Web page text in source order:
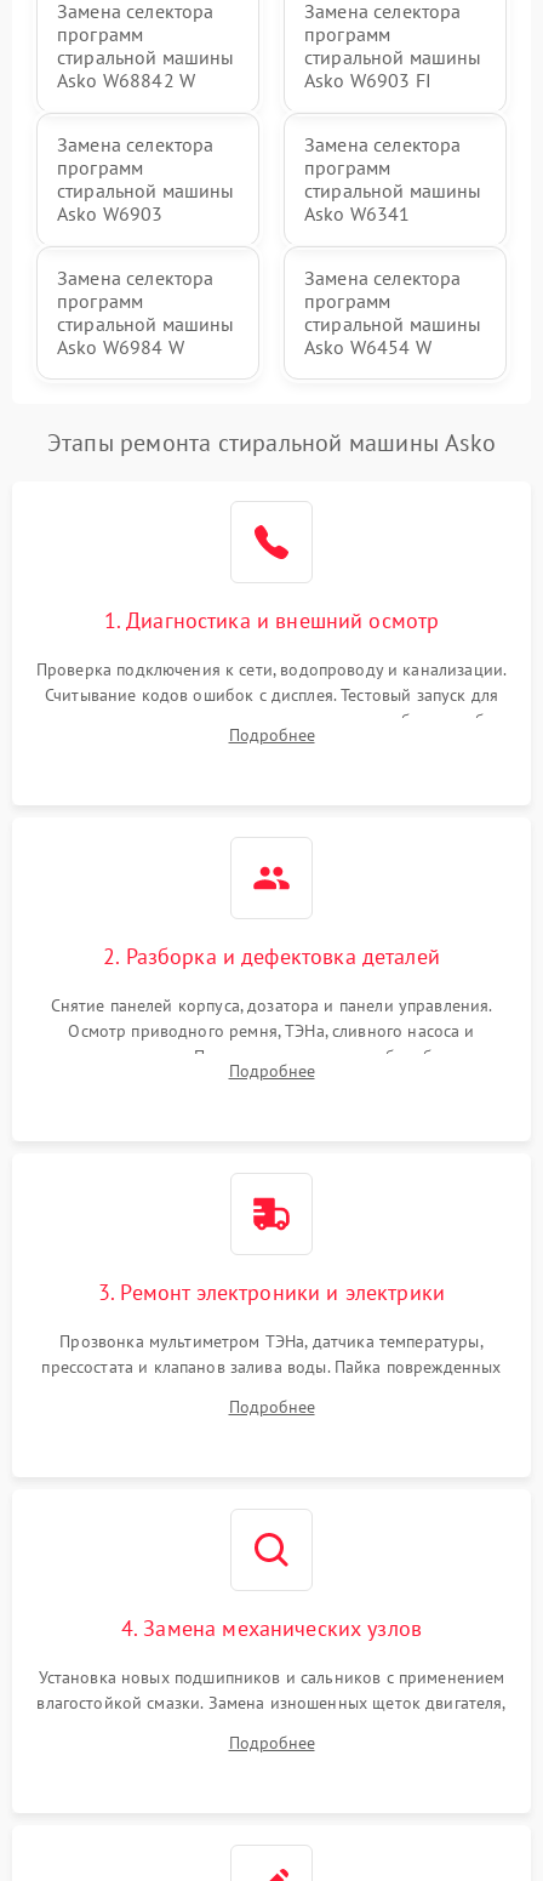
Замена селектора
программ
стиральной машины
Asko W68842 W
Замена селектора
программ
стиральной машины
Asko W6903 FI
Замена селектора
программ
стиральной машины
Asko W6903
Замена селектора
программ
стиральной машины
Asko W6341
Замена селектора
программ
стиральной машины
Asko W6984 W
Замена селектора
программ
стиральной машины
Asko W6454 W
Этапы ремонта стиральной машины Asko
1. Диагностика и внешний осмотр
Проверка подключения к сети, водопроводу и канализации.
Считывание кодов ошибок с дисплея. Тестовый запуск для
выявления посторонних шумов, протечек или сбоев в работе
электронного модуля управления.
Подробнее
2. Разборка и дефектовка деталей
Снятие панелей корпуса, дозатора и панели управления.
Осмотр приводного ремня, ТЭНа, сливного насоса и
амортизаторов. Проверка подшипников барабана и
крестовины на износ, а манжеты люка на разрывы.
Подробнее
3. Ремонт электроники и электрики
Прозвонка мультиметром ТЭНа, датчика температуры,
прессостата и клапанов залива воды. Пайка поврежденных
Восстановление целостности проводки и контактов.
Подробнее
4. Замена механических узлов
Установка новых подшипников и сальников с применением
влагостойкой смазки. Замена изношенных щеток двигателя,
или поврежденной резиновой манжеты.
Подробнее